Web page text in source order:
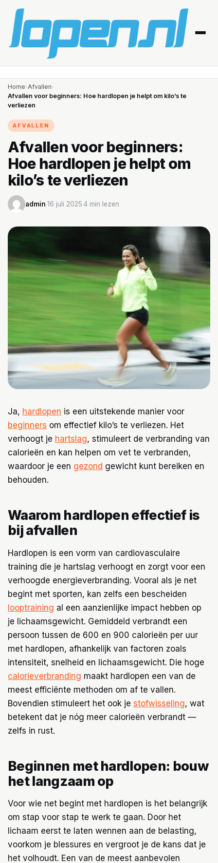
Home
Afvallen
Blessures
Gezondheid
Producten
Routes
Voeding
Home›Afvallen›
Afvallen voor beginners: Hoe hardlopen je helpt om kilo’s te
verliezen
AFVALLEN
Afvallen voor beginners:
Hoe hardlopen je helpt om
kilo’s te verliezen
admin·16 juli 2025·4 min lezen
Ja, hardlopen is een uitstekende manier voor
beginners om effectief kilo’s te verliezen. Het
verhoogt je hartslag, stimuleert de verbranding van
calorieën en kan helpen om vet te verbranden,
waardoor je een gezond gewicht kunt bereiken en
behouden.
Waarom hardlopen effectief is
bij afvallen
Hardlopen is een vorm van cardiovasculaire
training die je hartslag verhoogt en zorgt voor een
verhoogde energieverbranding. Vooral als je net
begint met sporten, kan zelfs een bescheiden
looptraining al een aanzienlijke impact hebben op
je lichaamsgewicht. Gemiddeld verbrandt een
persoon tussen de 600 en 900 calorieën per uur
met hardlopen, afhankelijk van factoren zoals
intensiteit, snelheid en lichaamsgewicht. Die hoge
calorieverbranding maakt hardlopen een van de
meest efficiënte methoden om af te vallen.
Bovendien stimuleert het ook je stofwisseling, wat
betekent dat je nóg meer calorieën verbrandt —
zelfs in rust.
Beginnen met hardlopen: bouw
het langzaam op
Voor wie net begint met hardlopen is het belangrijk
om stap voor stap te werk te gaan. Door het
lichaam eerst te laten wennen aan de belasting,
voorkom je blessures en vergroot je de kans dat je
het volhoudt. Een van de meest aanbevolen